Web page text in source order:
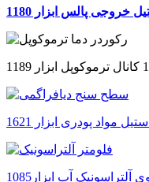
خروجی پالس ابزار 1180
پودری ابزار 1621
آب ابزار1085